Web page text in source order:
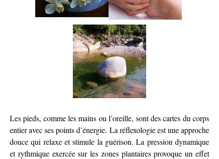
Les pieds, comme les mains ou l’oreille, sont des cartes du corps
entier avec ses points d’énergie. La réflexologie est une approche
douce qui relaxe et stimule la guérison. La pression dynamique
et rythmique exercée sur les zones plantaires provoque un effet